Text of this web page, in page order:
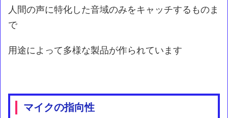
人間の声に特化した音域のみをキャッチするものま
で
用途によって多様な製品が作られています
マイクの指向性